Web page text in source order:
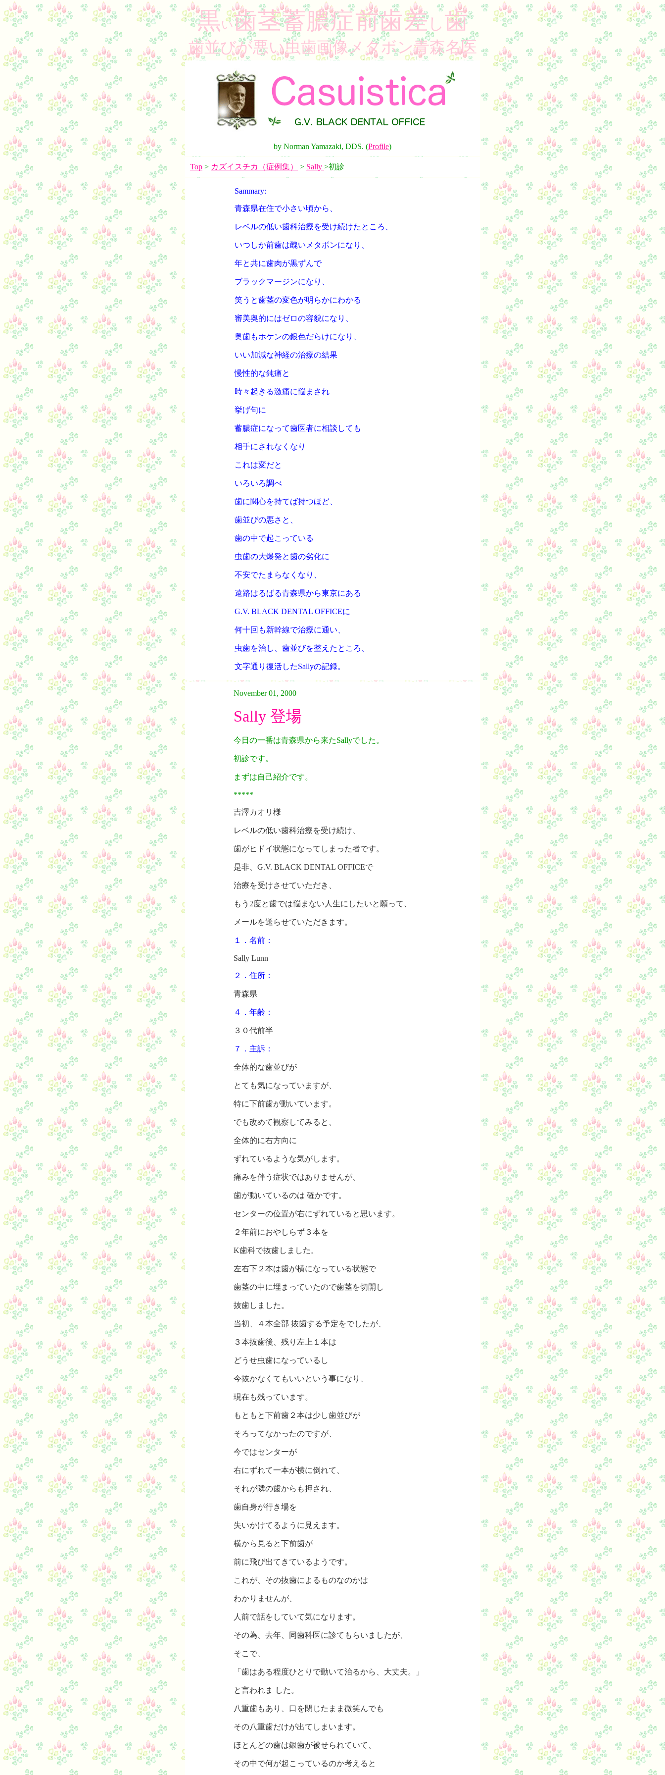
黒い歯茎蓄膿症前歯差し歯
歯並びが悪い虫歯画像メタボン青森名医
by Norman Yamazaki, DDS. (Profile)
Top > カズイスチカ（症例集） > Sally >初診
Sammary:
青森県在住で小さい頃から、
レベルの低い歯科治療を受け続けたところ、
いつしか前歯は醜いメタボンになり、
年と共に歯肉が黒ずんで
ブラックマージンになり、
笑うと歯茎の変色が明らかにわかる
審美奥的にはゼロの容貌になり、
奥歯もホケンの銀色だらけになり、
いい加減な神経の治療の結果
慢性的な鈍痛と
時々起きる激痛に悩まされ
挙げ句に
蓄膿症になって歯医者に相談しても
相手にされなくなり
これは変だと
いろいろ調べ
歯に関心を持てば持つほど、
歯並びの悪さと、
歯の中で起こっている
虫歯の大爆発と歯の劣化に
不安でたまらなくなり、
遠路はるばる青森県から東京にある
G.V. BLACK DENTAL OFFICEに
何十回も新幹線で治療に通い、
虫歯を治し、歯並びを整えたところ、
文字通り復活したSallyの記録。
November 01, 2000
Sally 登場
今日の一番は青森県から来たSallyでした。
初診です。
まずは自己紹介です。
*****
吉澤カオリ様
レベルの低い歯科治療を受け続け、
歯がヒドイ状態になってしまった者です。
是非、G.V. BLACK DENTAL OFFICEで
治療を受けさせていただき、
もう2度と歯では悩まない人生にしたいと願って、
メールを送らせていただきます。
１．名前：
Sally Lunn
２．住所：
青森県
４．年齢：
３０代前半
７．主訴：
全体的な歯並びが
とても気になっていますが、
特に下前歯が動いています。
でも改めて観察してみると、
全体的に右方向に
ずれているような気がします。
痛みを伴う症状ではありませんが、
歯が動いているのは 確かです。
センターの位置が右にずれていると思います。
２年前におやしらず３本を
K歯科で抜歯しました。
左右下２本は歯が横になっている状態で
歯茎の中に埋まっていたので歯茎を切開し
抜歯しました。
当初、４本全部 抜歯する予定をでしたが、
３本抜歯後、残り左上１本は
どうせ虫歯になっているし
今抜かなくてもいいという事になり、
現在も残っています。
もともと下前歯２本は少し歯並びが
そろってなかったのですが
今ではセンターが
右にずれて一本が横に倒れて、
それが隣の歯からも押され、
歯自身が行き場を
失いかけてるように見えます。
横から見ると下前歯が
前に飛び出てきているようです。
これが、その抜歯によるものなのかは
わかりませんが、
人前で話をしていて気になります。
その為、去年、同歯科医に診てもらいましたが、
そこで、
「歯はある程度ひとりで動いて治るから、大丈夫。」
と言われま した。
八重歯もあり、口を閉じたまま微笑んでも
その八重歯だけが出てしまいます。
ほとんどの歯は銀歯が被せられていて、
その中で何が起こっているのか考えると